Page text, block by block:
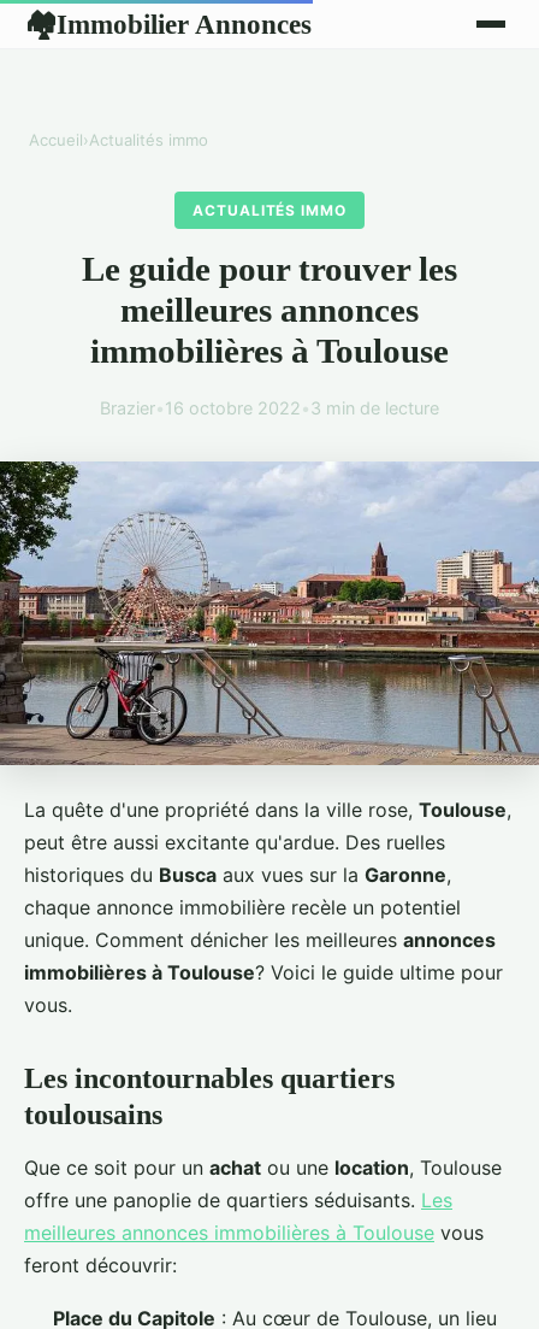
🏘Immobilier Annonces
Accueil›Actualités immo
ACTUALITÉS IMMO
Le guide pour trouver les
meilleures annonces
immobilières à Toulouse
Brazier•16 octobre 2022•3 min de lecture
La quête d'une propriété dans la ville rose, Toulouse,
peut être aussi excitante qu'ardue. Des ruelles
historiques du Busca aux vues sur la Garonne,
chaque annonce immobilière recèle un potentiel
unique. Comment dénicher les meilleures annonces
immobilières à Toulouse? Voici le guide ultime pour
vous.
Les incontournables quartiers
toulousains
Que ce soit pour un achat ou une location, Toulouse
offre une panoplie de quartiers séduisants. Les
meilleures annonces immobilières à Toulouse vous
feront découvrir:
Place du Capitole : Au cœur de Toulouse, un lieu